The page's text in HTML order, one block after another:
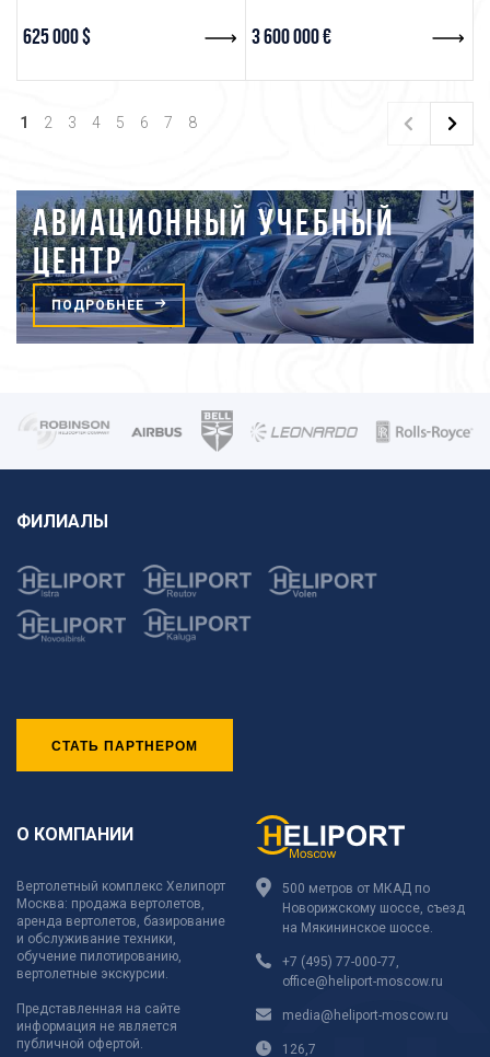
625 000 $ 3 600 000 €
1 2 3 4 5 6 7 8
АВИАЦИОННЫЙ УЧЕБНЫЙ
ЦЕНТР
ПОДРОБНЕЕ
ФИЛИАЛЫ
СТАТЬ ПАРТНЕРОМ
О КОМПАНИИ
Вертолетный комплекс Хелипорт
Москва: продажа вертолетов,
аренда вертолетов, базирование
и обслуживание техники,
обучение пилотированию,
вертолетные экскурсии.
Представленная на сайте
информация не является
публичной офертой.
500 метров от МКАД по
Новорижскому шоссе, съезд
на Мякининское шоссе.
+7 (495) 77-000-77,
office@heliport-moscow.ru
media@heliport-moscow.ru
126,7